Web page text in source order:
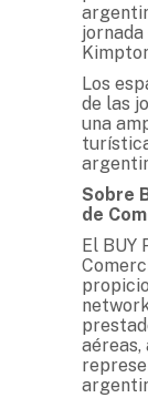
Los
de las
una
Sobre
de
El BUY
aéreas,